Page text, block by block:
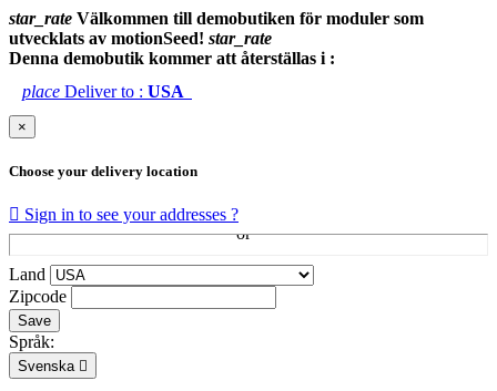
star_rate Välkommen till demobutiken för moduler som
utvecklats av motionSeed! star_rate
Denna demobutik kommer att återställas i :
place Deliver to : USA
×
Choose your delivery location
 Sign in to see your addresses ?
Land
Zipcode
Save
Språk:
Svenska 